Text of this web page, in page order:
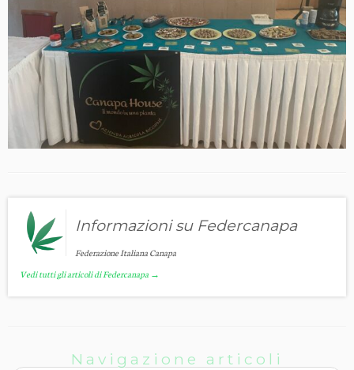
Informazioni su Federcanapa
Federazione Italiana Canapa
Vedi tutti gli articoli di Federcanapa →
Navigazione articoli